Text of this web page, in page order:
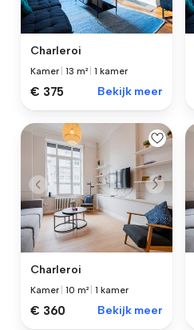
Charleroi
Kamer |13 m² |1 kamer
€ 375 Bekijk meer
Charleroi
Kamer |10 m² |1 kamer
€ 360 Bekijk meer